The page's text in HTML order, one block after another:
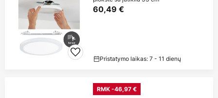
60,49 €
Pristatymo laikas: 7 - 11 dienų
RMK -46,97 €